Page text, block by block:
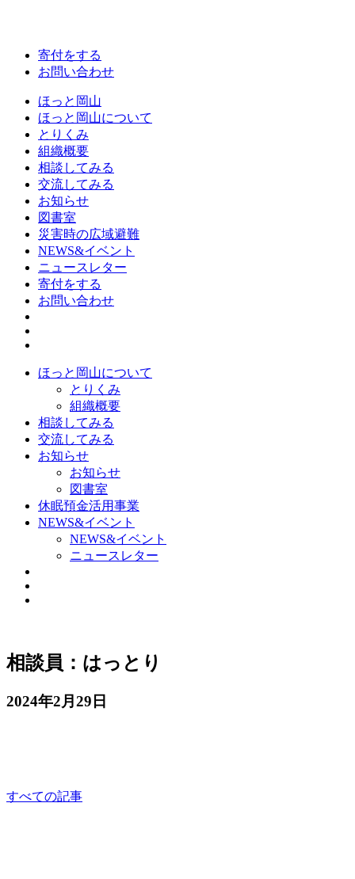
寄付をする
お問い合わせ
ほっと岡山
ほっと岡山について
とりくみ
組織概要
相談してみる
交流してみる
お知らせ
図書室
災害時の広域避難
NEWS&イベント
ニュースレター
寄付をする
お問い合わせ
ほっと岡山について
とりくみ
組織概要
相談してみる
交流してみる
お知らせ
お知らせ
図書室
休眠預金活用事業
NEWS&イベント
NEWS&イベント
ニュースレター
相談員：はっとり
2024年2月29日
すべての記事